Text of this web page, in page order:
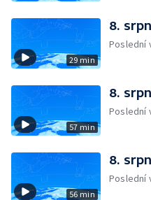
29 min
8.
Poslední
57 min
8.
Poslední
56 min
8.
Poslední